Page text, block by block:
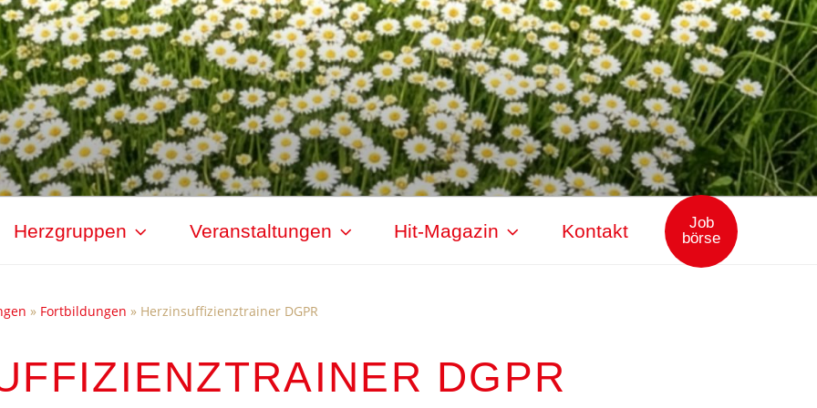
Herzgruppen Veranstaltungen Hit-Magazin Kontakt
Job
börse
» Fortbildungen » Herzinsuffizienztrainer DGPR
DGPR